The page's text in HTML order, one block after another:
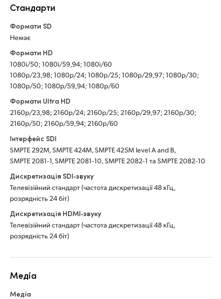
Стандарти
Формати SD
Немає
Формати HD
1080i/50; 1080i/59,94; 1080i/60
1080p/23,98; 1080p/24; 1080p/25; 1080p/29,97; 1080p/30;
1080p/50; 1080p/59,94; 1080p/60
Формати Ultra HD
2160p/23,98; 2160p/24; 2160p/25; 2160p/29,97; 2160p/30;
2160p/50; 2160p/59,94; 2160p/60
Інтерфейс SDI
SMPTE 292M, SMPTE 424M, SMPTE 425M level A and B,
SMPTE 2081‑1, SMPTE 2081‑10, SMPTE 2082‑1 та SMPTE 2082‑10
Дискретизація SDI‑звуку
Телевізійний стандарт (частота дискретизації 48 кГц,
розрядність 24 біт)
Дискретизація HDMI‑звуку
Телевізійний стандарт (частота дискретизації 48 кГц,
розрядність 24 біт)
Медіа
Медіа